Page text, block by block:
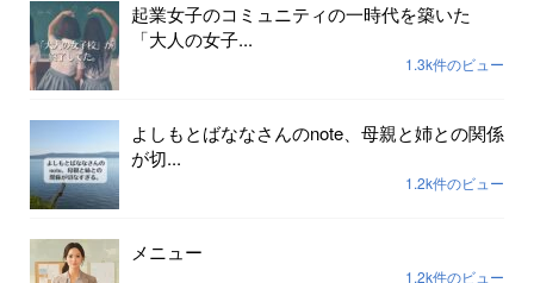
起業女子のコミュニティの一時代を築いた
「大人の女子...
1.3k件のビュー
よしもとばななさんのnote、母親と姉との関係
が切...
1.2k件のビュー
メニュー
1.2k件のビュー